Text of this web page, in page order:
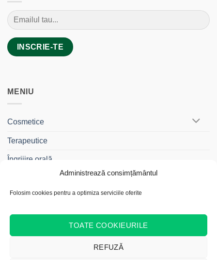
Administrează consimțământul
Folosim cookies pentru a optimiza serviciile oferite
TOATE COOKIEURILE
REFUZĂ
MENIU
Cosmetice
Terapeutice
Îngrijire orală
Gama Travel
Cadouri și Truse
Bank
Credit